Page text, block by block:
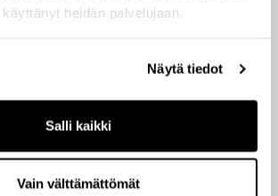
heidän palvelujaan.
Näytä tiedot
Salli kaikki
Vain välttämättömät